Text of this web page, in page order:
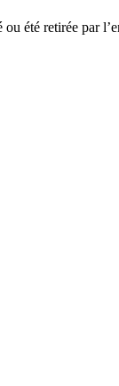
été retirée par